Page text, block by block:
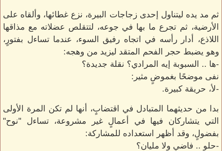
ثم مد يده ليتناول إحدى زجاجات البيرة، نزع غطائها، وألقاه على
الأرضية، ثم تجرع ما بها في جوعه، لتتقلص عضلاته مع مذاقها
اللاذع، أدار رأسه في اتجاه رفيق السوء، عندما تساءل بفتورٍ،
وهو يضبط حجر الفحم المتقد ليزيد من وهجه:
-ها .. السبوبة إيه المرادي؟ نقلة جديدة؟
نفى موضحًا بغموضٍ مثير:
-لأ، حريقة كبيرة.
بدا من حديثهما المتبادل في اقتضابٍ، أنها لم تكن المرة الأولى
التي يتشاركان فيها في أعمالٍ غير مشروعة، تساءل "نوح"
بفضولٍ، وقد أظهر استعداده للمشاركة:
-حلو .. فاضي ولا مليان؟